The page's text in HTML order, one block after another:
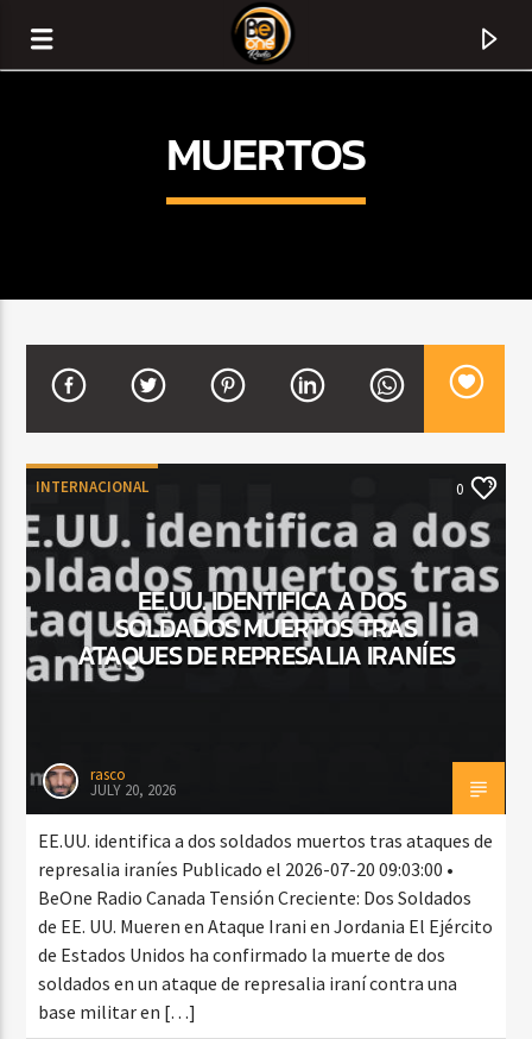
TITLE
ARTIST
CURRENT SHOW
FIESTA DJ MIX
MUERTOS
INTERNACIONAL 0
EE.UU. IDENTIFICA A DOS
SOLDADOS MUERTOS TRAS
ATAQUES DE REPRESALIA IRANÍES
rasco
JULY 20, 2026
EE.UU. identifica a dos soldados muertos tras ataques de
represalia iraníes Publicado el 2026-07-20 09:03:00 •
BeOne Radio Canada Tensión Creciente: Dos Soldados
de EE. UU. Mueren en Ataque Irani en Jordania El Ejército
de Estados Unidos ha confirmado la muerte de dos
soldados en un ataque de represalia iraní contra una
base militar en […]